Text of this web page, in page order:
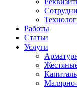
Работы
Статьи
Услуги